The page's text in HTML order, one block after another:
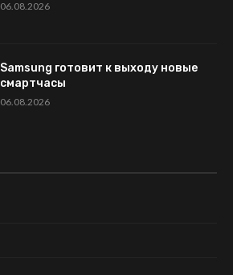
06.08.2026
Samsung готовит к выходу новые
смартчасы
06.08.2026